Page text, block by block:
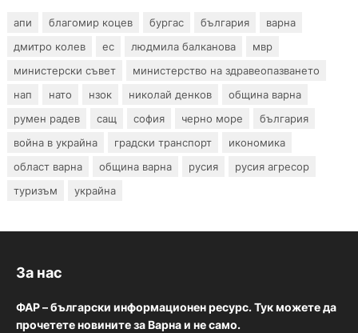
апи благомир коцев бургас българия
варна
дмитро колев
ес людмила балканова
мвр
министерски съвет
министерство на здравеопазването
нап
нато нзок николай денков
община варна
румен радев
сащ софия черно море
българия
война в украйна
градски транспорт
икономика
област варна
община варна русия
русия агресор
туризъм
украйна
За нас
ФАР – български информационен ресурс. Тук можете да
прочетете новините за Варна и не само.